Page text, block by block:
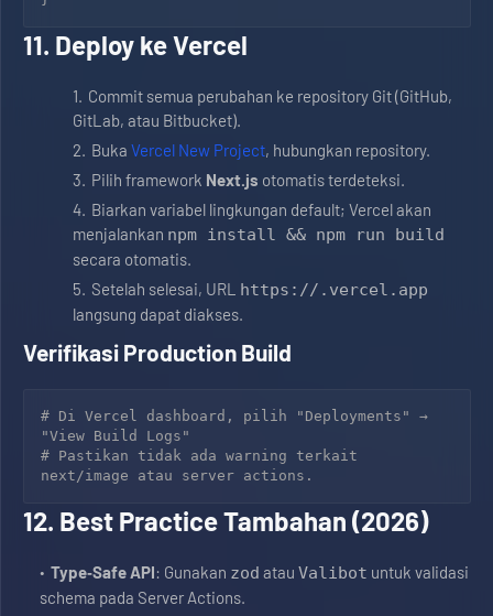
11. Deploy ke Vercel
Commit semua perubahan ke repository Git (GitHub,
GitLab, atau Bitbucket).
Buka Vercel New Project, hubungkan repository.
Pilih framework Next.js otomatis terdeteksi.
Biarkan variabel lingkungan default; Vercel akan
menjalankan npm install && npm run build
secara otomatis.
Setelah selesai, URL https:// .vercel.app
langsung dapat diakses.
Verifikasi Production Build
# Di Vercel dashboard, pilih "Deployments" →
"View Build Logs"
next/image atau server actions
12. Best Practice Tambahan (2026)
Type‑Safe API: Gunakan zod atau Valibot untuk validasi
schema pada Server Actions.